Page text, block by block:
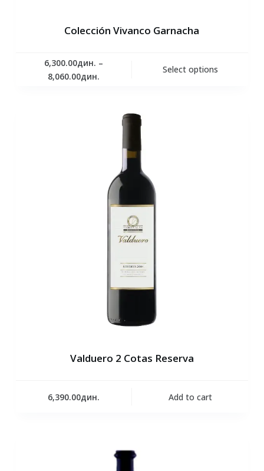
Colección Vivanco Garnacha
6,300.00дин. –
8,060.00дин.
Select options
Valduero 2 Cotas Reserva
6,390.00дин. Add to cart